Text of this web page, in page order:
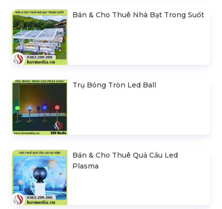
Bán & Cho Thuê Nhà Bạt Trong Suốt
Trụ Bóng Tròn Led Ball
Bán & Cho Thuê Quả Cầu Led
Plasma